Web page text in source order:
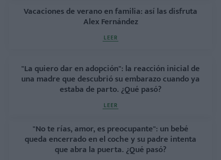
Vacaciones de verano en familia: así las disfruta
Alex Fernández
LEER
"La quiero dar en adopción": la reacción inicial de
una madre que descubrió su embarazo cuando ya
estaba de parto. ¿Qué pasó?
LEER
"No te rías, amor, es preocupante": un bebé
queda encerrado en el coche y su padre intenta
que abra la puerta. ¿Qué pasó?